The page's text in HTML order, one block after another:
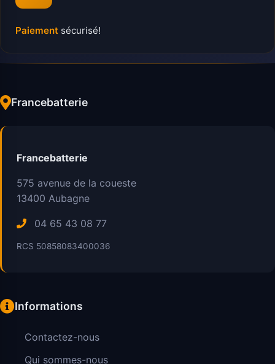
Paiement sécurisé!
Francebatterie
Francebatterie
575 avenue de la coueste
13400 Aubagne
04 65 43 08 77
RCS 50858083400036
Informations
Contactez-nous
Qui sommes-nous